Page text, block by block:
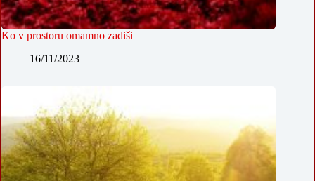
Ko v prostoru omamno zadiši
16/11/2023